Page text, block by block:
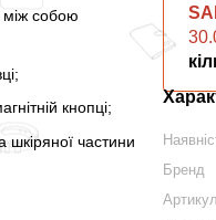
між собою
кнопці;
частини
Бренд
Артикул